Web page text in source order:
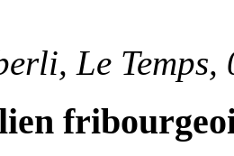
Le Temps,